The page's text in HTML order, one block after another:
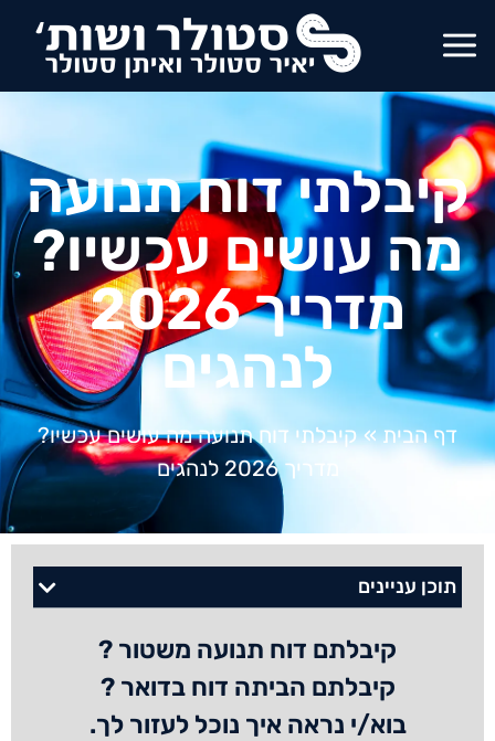
קיבלתי דוח תנועה
מה עושים עכשיו?
מדריך 2026
לנהגים
דף הבית»קיבלתי דוח תנועה מה עושים עכשיו?
מדריך 2026 לנהגים
תוכן עניינים
קיבלתם דוח תנועה משטור ?
קיבלתם הביתה דוח בדואר ?
בוא/י נראה איך נוכל לעזור לך.